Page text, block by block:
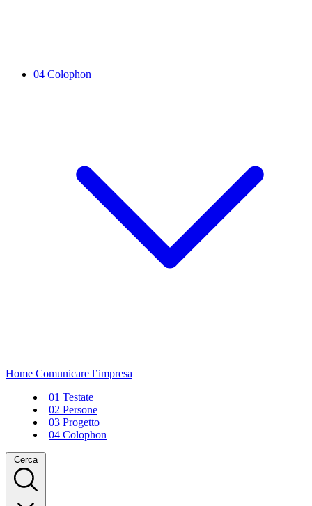
04 Colophon
Home Comunicare l’impresa
01 Testate
02 Persone
03 Progetto
04 Colophon
Cerca